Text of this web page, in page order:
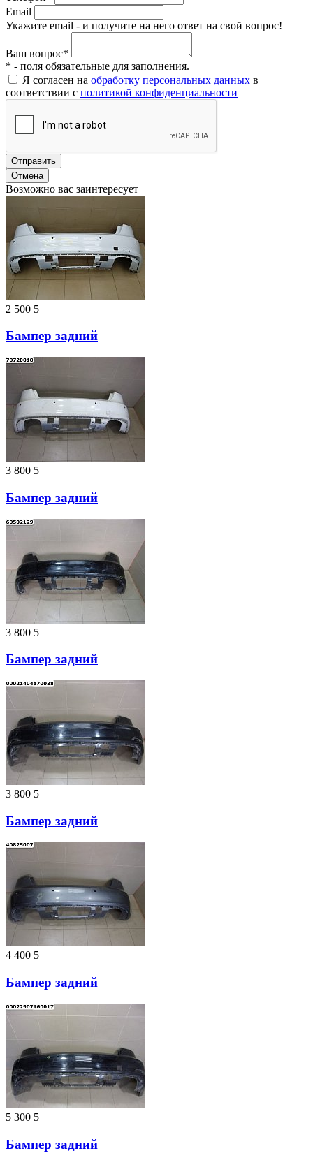
Email
Укажите email - и получите на него ответ на свой вопрос!
Ваш вопрос*
* - поля обязательные для заполнения.
Я согласен на обработку персональных данных в
соответствии с политикой конфиденциальности
Отправить
Отмена
Возможно вас заинтересует
2 500 5
Бампер задний
3 800 5
Бампер задний
3 800 5
Бампер задний
3 800 5
Бампер задний
4 400 5
Бампер задний
5 300 5
Бампер задний